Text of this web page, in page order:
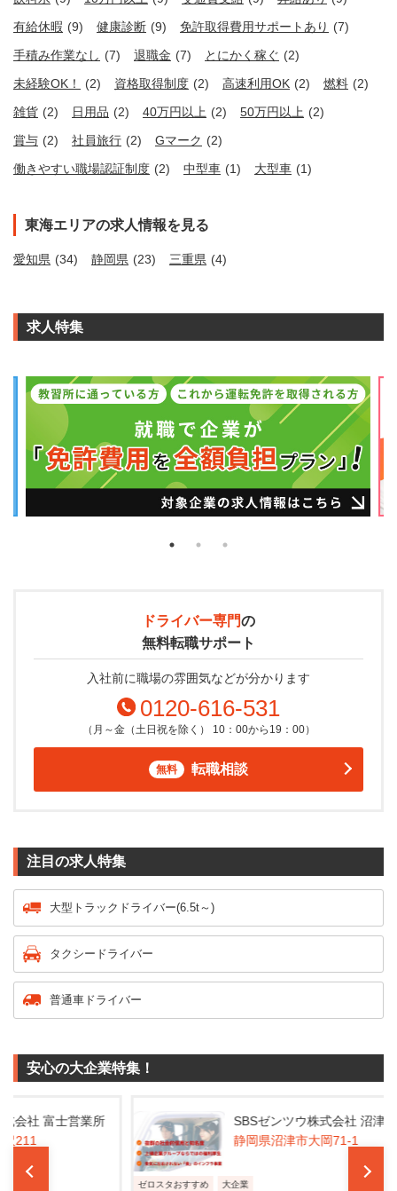
有給休暇 (9) 健康診断 (9) 免許取得費用サポートあり (7)
手積み作業なし (7) 退職金 (7) とにかく稼ぐ (2)
未経験OK！
(2) 資格取得制度 (2) 高速利用OK (2) 燃料 (2)
雑貨 (2) 日用品 (2) 40万円以上 (2) 50万円以上 (2)
賞与 (2) 社員旅行 (2) Gマーク (2)
働きやすい職場認証制度 (2) 中型車 (1) 大型車 (1)
東海エリアの求人情報を見る
愛知県 (34) 静岡県 (23) 三重県 (4)
求人特集
ドライバー専門の
無料転職サポート
入社前に職場の雰囲気などが分かります
0120-616-531
（月～金（土日祝を除く） 10：00から19：00）
無料 転職相談
注目の求人特集
大型トラックドライバー(6.5t～)
タクシードライバー
普通車ドライバー
安心の大企業特集！
所
SBSゼンツウ株式会社 沼津営業所
静岡県沼津市大岡71-1
大企業